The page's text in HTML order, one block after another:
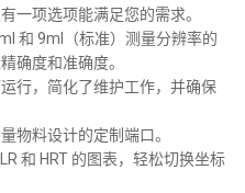
一项选项能满足您的需求。
和 9ml（标准）测量分辨率的
确度和准确度。
行，简化了维护工作，并确保
物料设计的定制端口。
和 HRT 的图表，轻松切换坐标